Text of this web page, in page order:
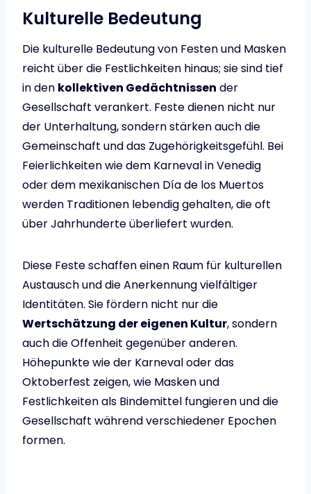
Kulturelle Bedeutung
Die kulturelle Bedeutung von Festen und Masken
reicht über die Festlichkeiten hinaus; sie sind tief
in den kollektiven Gedächtnissen der
Gesellschaft verankert. Feste dienen nicht nur
der Unterhaltung, sondern stärken auch die
Gemeinschaft und das Zugehörigkeitsgefühl. Bei
Feierlichkeiten wie dem Karneval in Venedig
oder dem mexikanischen Día de los Muertos
werden Traditionen lebendig gehalten, die oft
über Jahrhunderte überliefert wurden.
Diese Feste schaffen einen Raum für kulturellen
Austausch und die Anerkennung vielfältiger
Identitäten. Sie fördern nicht nur die
Wertschätzung der eigenen Kultur, sondern
auch die Offenheit gegenüber anderen.
Höhepunkte wie der Karneval oder das
Oktoberfest zeigen, wie Masken und
Festlichkeiten als Bindemittel fungieren und die
Gesellschaft während verschiedener Epochen
formen.